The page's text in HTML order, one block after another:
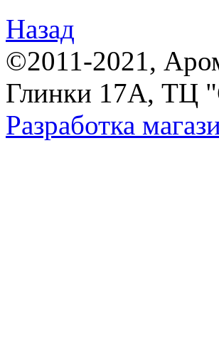
Назад
©2011-2021,
Глинки 17А, ТЦ
Разработка